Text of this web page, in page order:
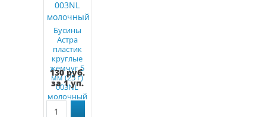
Бусины
Астра
пластик
круглые
жемчуг 5
мм (25 г)
003NL
молочный
130 руб.
за 1 уп.